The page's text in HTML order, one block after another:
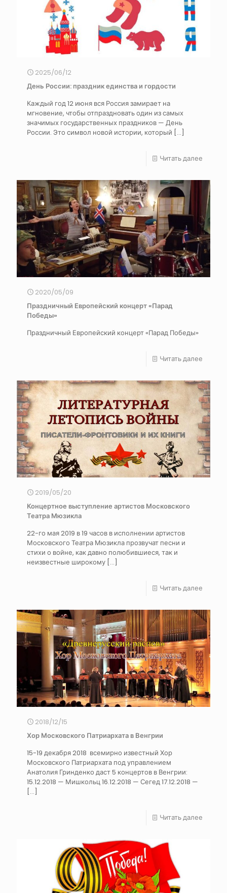
2025/06/12
День России: праздник единства и гордости
Каждый год 12 июня вся Россия замирает на
мгновение, чтобы отпраздновать один из самых
значимых государственных праздников — День
России. Это символ новой истории, который […]
Читать далее
2020/05/09
Праздничный Европейский концерт «Парад
Победы»
Праздничный Европейский концерт «Парад Победы»
Читать далее
2019/05/20
Концертное выступление артистов Московского
Театра Мюзикла
22-го мая 2019 в 19 часов в исполнении артистов
Московского Театра Мюзикла прозвучат песни и
стихи о войне, как давно полюбившиеся, так и
неизвестные широкому […]
Читать далее
2018/12/15
Хор Московского Патриархата в Венгрии
15-19 декабря 2018 всемирно известный Хор
Московского Патриархата под управлением
Анатолия Гринденко даст 5 концертов в Венгрии:
15.12.2018 — Мишкольц 16.12.2018 — Сегед 17.12.2018 —
[…]
Читать далее